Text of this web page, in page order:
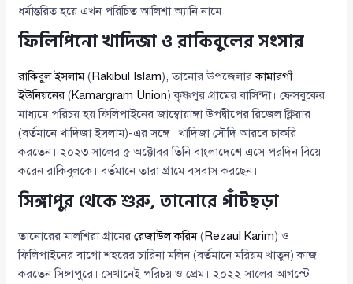
ধর্মান্তরিত হয়ে এখন পরিচিত আলিশা অ্যানি নামে।
ফিলিপিনো খাদিজা ও রাকিবুলের সংসার
রাকিবুল ইসলাম(Rakibul Islam), তানোর উপজেলারকামারগাঁ
ইউনিয়নের (Kamargram Union) কৃষ্ণপুর গ্রামের বাসিন্দা। ফেসবুকের
মাধ্যমে পরিচয় হয় ফিলিপাইনের জাম্বোয়াঙ্গা উপদ্বীপের রিজেল ক্লিয়ার
(বর্তমানে খাদিজা ইসলাম)-এর সঙ্গে। খাদিজা সৌদি আরবে চাকরি
করতেন। ২০২৩ সালের ৫ অক্টোবর তিনি বাংলাদেশে এসে পরদিন বিয়ে
করেন রাকিবুলকে। বর্তমানে তারা গ্রামে বসবাস করছেন।
সিঙ্গাপুর থেকে শুরু, তানোরে গাঁটছড়া
তানোরের মালশিরা গ্রামেররেজাউল করিম(Rezaul Karim) ও
ফিলিপাইনের বাগো শহরের চারিনা মলিন (বর্তমানে মরিয়ম খাতুন) কাজ
করতেন সিঙ্গাপুরে। সেখানেই পরিচয় ও প্রেম। ২০২২ সালের আগস্টে